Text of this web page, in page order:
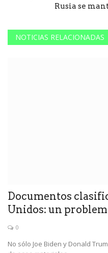
Rusia se
NOTICIAS RELACIONADAS
Documentos
Unidos: un
0
No sólo Joe Biden y Donald